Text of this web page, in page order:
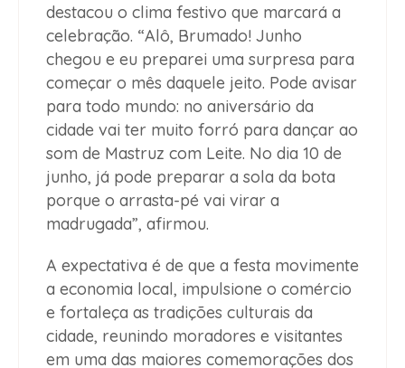
destacou o clima festivo que marcará a
celebração. “Alô, Brumado! Junho
chegou e eu preparei uma surpresa para
começar o mês daquele jeito. Pode avisar
para todo mundo: no aniversário da
cidade vai ter muito forró para dançar ao
som de Mastruz com Leite. No dia 10 de
junho, já pode preparar a sola da bota
porque o arrasta-pé vai virar a
madrugada”, afirmou.
A expectativa é de que a festa movimente
a economia local, impulsione o comércio
e fortaleça as tradições culturais da
cidade, reunindo moradores e visitantes
em uma das maiores comemorações dos